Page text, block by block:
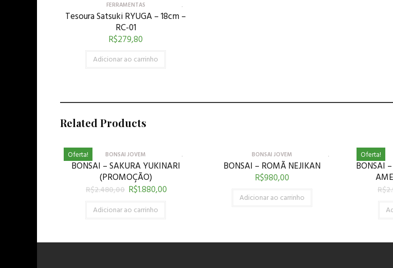
FERRAMENTAS
Tesoura Satsuki RYUGA – 18cm –
RC-01
R$279,80
Adicionar ao carrinho
Related Products
BONSAI JOVEM
BONSAI – SAKURA YUKINARI
(PROMOÇÃO)
R$2.480,00 R$1.880,00
Oferta!
Adicionar ao carrinho
BONSAI JOVEM
BONSAI – ROMÃ NEJIKAN
R$980,00
Adicionar ao carrinho
BONSAI
R$
Oferta!